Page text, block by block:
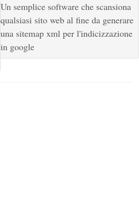
Un semplice software che scansiona
qualsiasi sito web al fine da generare
una sitemap xml per l'indicizzazione
in google